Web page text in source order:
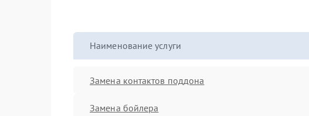
Наименование услуги
Замена контактов поддона
Замена бойлера